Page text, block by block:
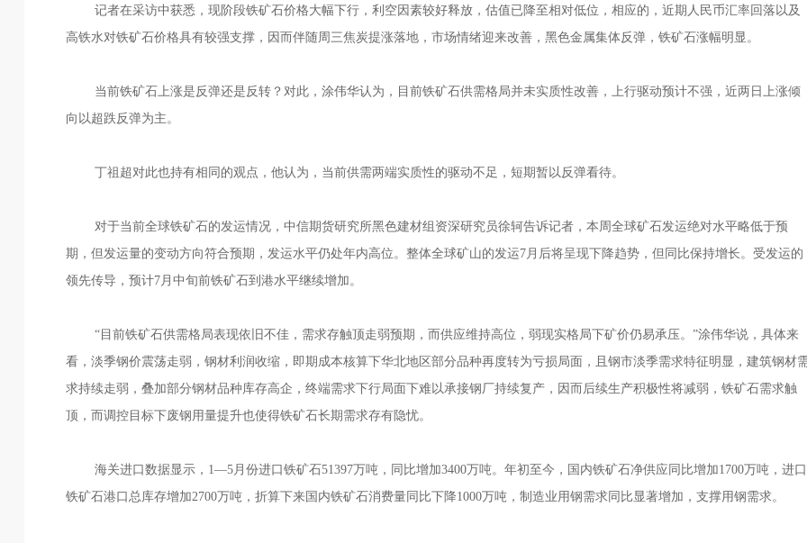
记者在采访中获悉，现阶段铁矿石价格大幅下行，利空因素较好释放，估值已降至相对低位，相应的，近期人民币汇率回落以及
高铁水对铁矿石价格具有较强支撑，因而伴随周三焦炭提涨落地，市场情绪迎来改善，黑色金属集体反弹，铁矿石涨幅明显。
当前铁矿石上涨是反弹还是反转？对此，涂伟华认为，目前铁矿石供需格局并未实质性改善，上行驱动预计不强，近两日上涨倾
向以超跌反弹为主。
丁祖超对此也持有相同的观点，他认为，当前供需两端实质性的驱动不足，短期暂以反弹看待。
对于当前全球铁矿石的发运情况，中信期货研究所黑色建材组资深研究员徐轲告诉记者，本周全球矿石发运绝对水平略低于预
期，但发运量的变动方向符合预期，发运水平仍处年内高位。整体全球矿山的发运7月后将呈现下降趋势，但同比保持增长。受发运的
领先传导，预计7月中旬前铁矿石到港水平继续增加。
“目前铁矿石供需格局表现依旧不佳，需求存触顶走弱预期，而供应维持高位，弱现实格局下矿价仍易承压。”涂伟华说，具体来
看，淡季钢价震荡走弱，钢材利润收缩，即期成本核算下华北地区部分品种再度转为亏损局面，且钢市淡季需求特征明显，建筑钢材
求持续走弱，叠加部分钢材品种库存高企，终端需求下行局面下难以承接钢厂持续复产，因而后续生产积极性将减弱，铁矿石需求触
顶，而调控目标下废钢用量提升也使得铁矿石长期需求存有隐忧。
海关进口数据显示，1—5月份进口铁矿石51397万吨，同比增加3400万吨。年初至今，国内铁矿石净供应同比增加1700万吨，进口
铁矿石港口总库存增加2700万吨，折算下来国内铁矿石消费量同比下降1000万吨，制造业用钢需求同比显著增加，支撑用钢需求。